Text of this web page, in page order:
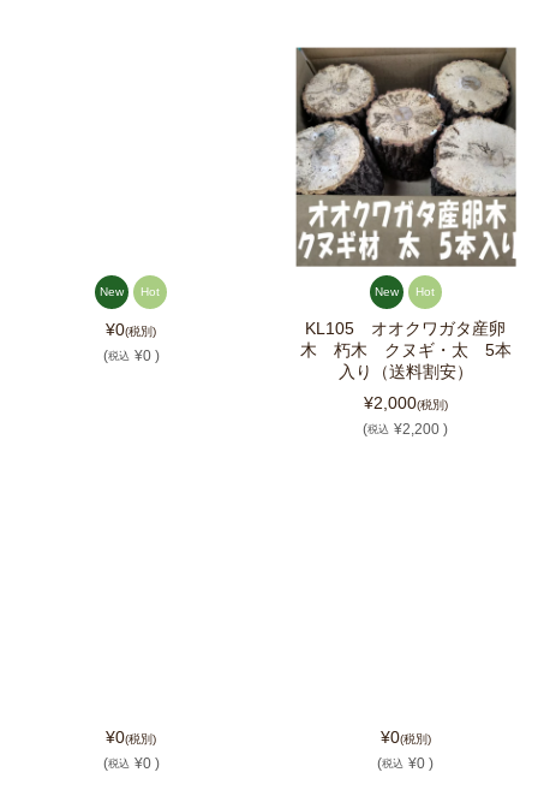
New Hot
¥0(税別)
(税込 ¥0 )
New Hot
KL105 オオクワガタ産卵
木 朽木 クヌギ・太 5本
入り（送料割安）
¥2,000(税別)
(税込 ¥2,200 )
¥0(税別)
(税込 ¥0 )
¥0(税別)
(税込 ¥0 )